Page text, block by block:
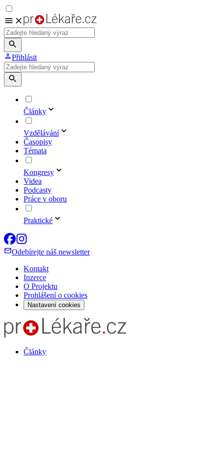
Přihlásit
Články
Vzdělávání
Časopisy
Témata
Kongresy
Videa
Podcasty
Práce v oboru
Praktické
Odebírejte náš newsletter
Kontakt
Inzerce
O Projektu
Prohlášení o cookies
Nastavení cookies
Články